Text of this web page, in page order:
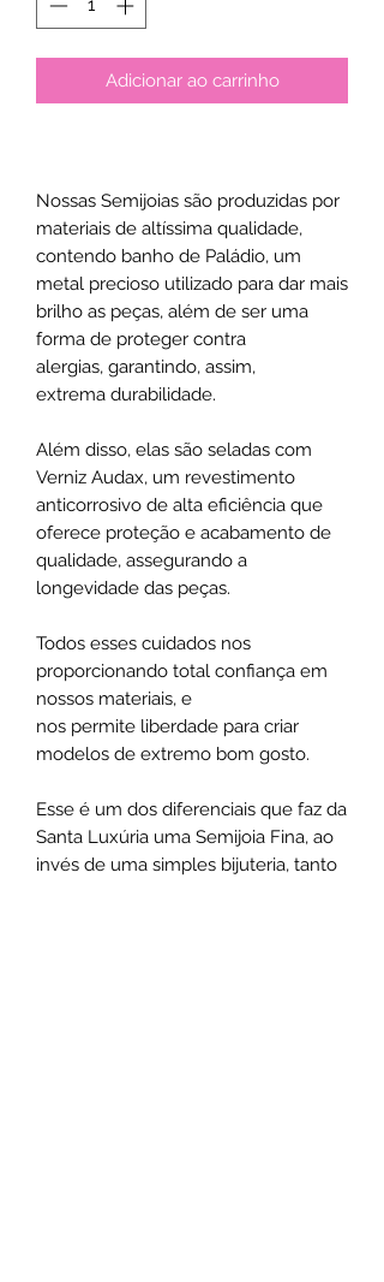
Adicionar ao carrinho
Nossas Semijoias são produzidas por
materiais de altíssima qualidade,
contendo banho de Paládio, um
metal precioso utilizado para dar mais
brilho as peças, além de ser uma
forma de proteger contra
alergias, garantindo, assim,
extrema durabilidade.
Além disso, elas são seladas com
Verniz Audax, um revestimento
anticorrosivo de alta eficiência que
oferece proteção e acabamento de
qualidade, assegurando a
longevidade das peças.
Todos esses cuidados nos
proporcionando total confiança em
nossos materiais, e
nos permite liberdade para criar
modelos de extremo bom gosto.
Esse é um dos diferenciais que faz da
Santa Luxúria uma Semijoia Fina, ao
invés de uma simples bijuteria, tanto